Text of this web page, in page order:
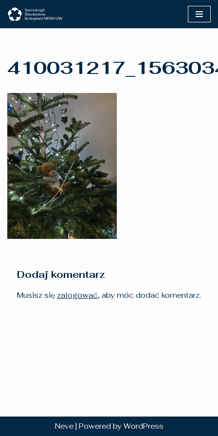
Przejdź
Dodaj komentarz
Musisz się zalogować, aby móc dodać komentarz.
Neve| Powered by WordPress